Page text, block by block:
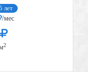
лет
/мес
2